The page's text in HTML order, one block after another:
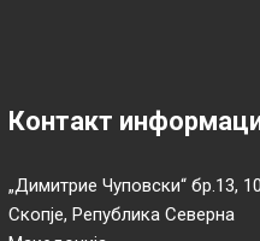
Контакт
„Димитрие Чуповски“ бр.13,
Скопје, Република Северна